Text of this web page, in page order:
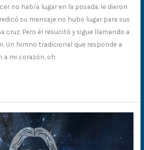
no había lugar en la posada, le dieron
su mensaje no hubo lugar para sus
cruz. Pero él resucitó y sigue llamando a
Un himno tradicional que responde a
a mi corazón, oh